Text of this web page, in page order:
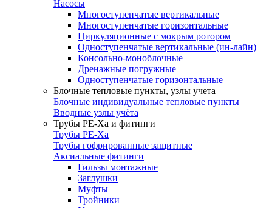
Насосы
Многоступенчатые вертикальные
Многоступенчатые горизонтальные
Циркуляционные с мокрым ротором
Одноступенчатые вертикальные (ин-лайн)
Консольно-моноблочные
Дренажные погружные
Одноступенчатые горизонтальные
Блочные тепловые пункты, узлы учета
Блочные индивидуальные тепловые пункты
Вводные узлы учёта
Трубы РЕ-Ха и фитинги
Трубы РЕ-Ха
Трубы гофрированные защитные
Аксиальные фитинги
Гильзы монтажные
Заглушки
Муфты
Тройники